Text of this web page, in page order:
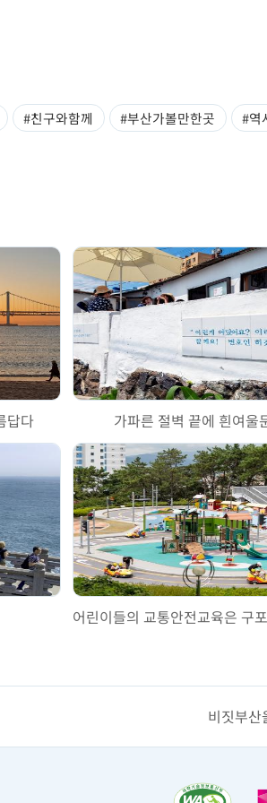
#친구와함께 #부산가볼만한곳 #역
답다 가파른 절벽 끝에 흰여울
비짓부